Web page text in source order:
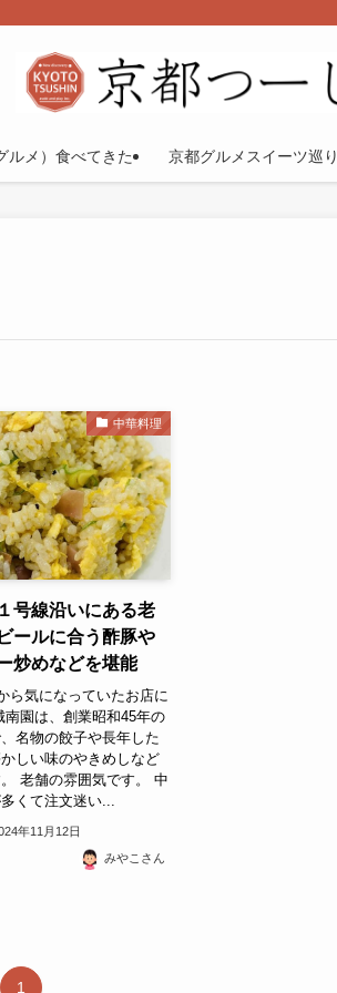
ルメ）食べてきた 京都グルメスイーツ巡り
中華料理
号線沿いにある老
ールに合う酢豚や
炒めなどを堪能
ら気になっていたお店に
園は、創業昭和45年の
名物の餃子や長年した
しい味のやきめしなど
老舗の雰囲気です。 中
くて注文迷い...
年11月12日
みやこさん
1